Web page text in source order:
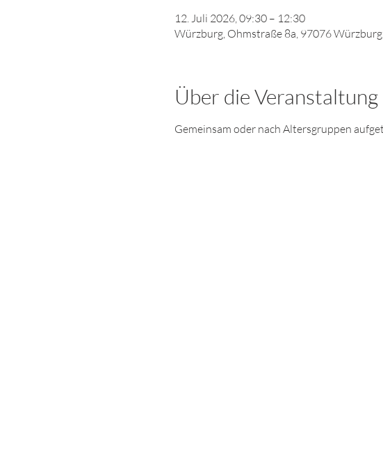
12. Juli 2026, 09:30 – 12:30
Würzburg, Ohmstraße 8a, 97076
Über die Veranstaltung
Gemeinsam oder nach Altersgruppen